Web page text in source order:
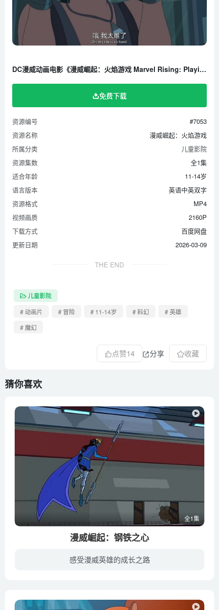
DC漫威动画电影《漫威崛起：火焰游戏 Marvel Rising: Playing with Fire 2019》全1集 英语中英双字 1080P/MP4/450M 百度云网盘下载
免费下载
资源编号
#7053
资源名称
漫威崛起：火焰游戏
所属分类
儿童影院
资源集数
全1集
适合年龄
11-14岁
语言版本
英语中英双字
资源格式
MP4
视频画质
2160P
下载方式
百度网盘
更新日期
2026-03-09
THE END
儿童影院
# 动画片
# 冒险 # 11-14岁 # 科幻
# 英雄
# 魔幻
点赞14 分享 收藏
猜你喜欢
全1集
漫威崛起：钢铁之心
感受漫威英雄的成长之路